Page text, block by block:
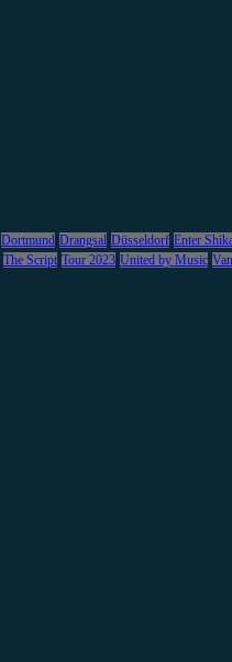
Dortmund Drangsal Düsseldorf Enter
The Script Tour 2023 United by Music